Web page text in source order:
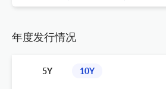
年度发行情况
5Y 10Y